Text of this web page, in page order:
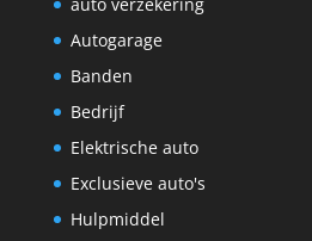
Autogarage
Banden
Bedrijf
Elektrische auto
Exclusieve auto's
Hulpmiddel